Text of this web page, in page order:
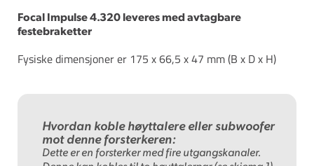
Focal Impulse 4.320 leveres med avtagbare
festebraketter
Fysiske dimensjoner er 175 x 66,5 x 47 mm (B x D x H)
Hvordan koble høyttalere eller subwoofer
mot denne forsterkeren:
Dette er en forsterker med fire utgangskanaler.